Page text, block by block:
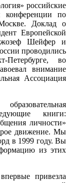
российские
конференции по
Доклад о
Европейской
Шейфер и
проводились
во
внимание
Ассоциация
книги:
личности»
движение. Мы
в 1999 году. Вы
из этих
привезла